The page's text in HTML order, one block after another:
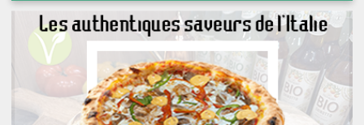
MENUS BAMBINO
NOS PATES GRATINEES
NOS BURRITOS GRATINES